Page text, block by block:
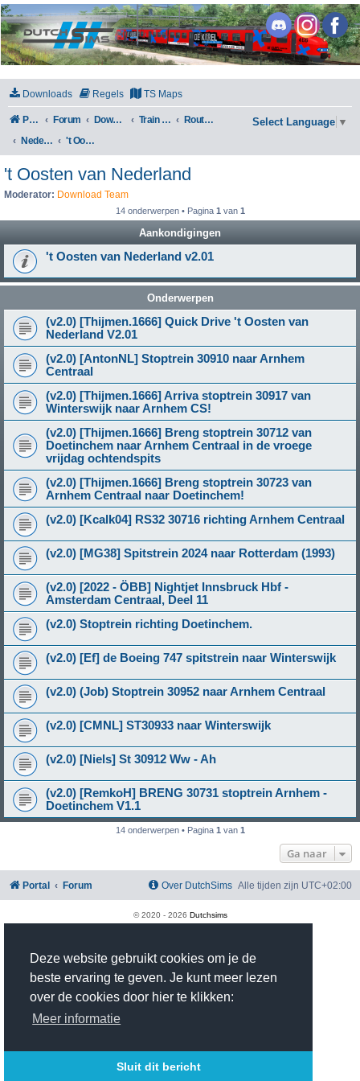
Deze website gebruikt cookies om je de
beste ervaring te geven. Je kunt meer lezen
over de cookies door hier te klikken:
Meer informatie
Sluit dit bericht
DutchSims
Downloads Regels TS Maps
Portal Forum Downloads Train Simulator Classic
Routes en Scenarios
Nederland
't Oosten van Nederland
Select Language ▼
't Oosten van Nederland
Moderator: Download Team
14 onderwerpen • Pagina 1 van 1
Aankondigingen
't Oosten van Nederland v2.01
Onderwerpen
(v2.0) [Thijmen.1666] Quick Drive 't Oosten van
Nederland V2.01
(v2.0) [AntonNL] Stoptrein 30910 naar Arnhem
Centraal
(v2.0) [Thijmen.1666] Arriva stoptrein 30917 van
Winterswijk naar Arnhem CS!
(v2.0) [Thijmen.1666] Breng stoptrein 30712 van
Doetinchem naar Arnhem Centraal in de vroege
vrijdag ochtendspits
(v2.0) [Thijmen.1666] Breng stoptrein 30723 van
Arnhem Centraal naar Doetinchem!
(v2.0) [Kcalk04] RS32 30716 richting Arnhem Centraal
(v2.0) [MG38] Spitstrein 2024 naar Rotterdam (1993)
(v2.0) [2022 - ÖBB] Nightjet Innsbruck Hbf -
Amsterdam Centraal, Deel 11
(v2.0) Stoptrein richting Doetinchem.
(v2.0) [Ef] de Boeing 747 spitstrein naar Winterswijk
(v2.0) (Job) Stoptrein 30952 naar Arnhem Centraal
(v2.0) [CMNL] ST30933 naar Winterswijk
(v2.0) [Niels] St 30912 Ww - Ah
(v2.0) [RemkoH] BRENG 30731 stoptrein Arnhem -
Doetinchem V1.1
14 onderwerpen • Pagina 1 van 1
Ga naar
Portal Forum Alle tijden zijn UTC+02:00
Over DutchSims
© 2020 - 2026 Dutchsims
phpBB Two Factor Authentication ©paul999
Gebruikersvoorwaarden
| Peak Memory Usage: 2.93 MiB | GZIP: On |